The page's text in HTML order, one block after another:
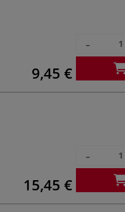
9,45 €
-
15,45 €
-